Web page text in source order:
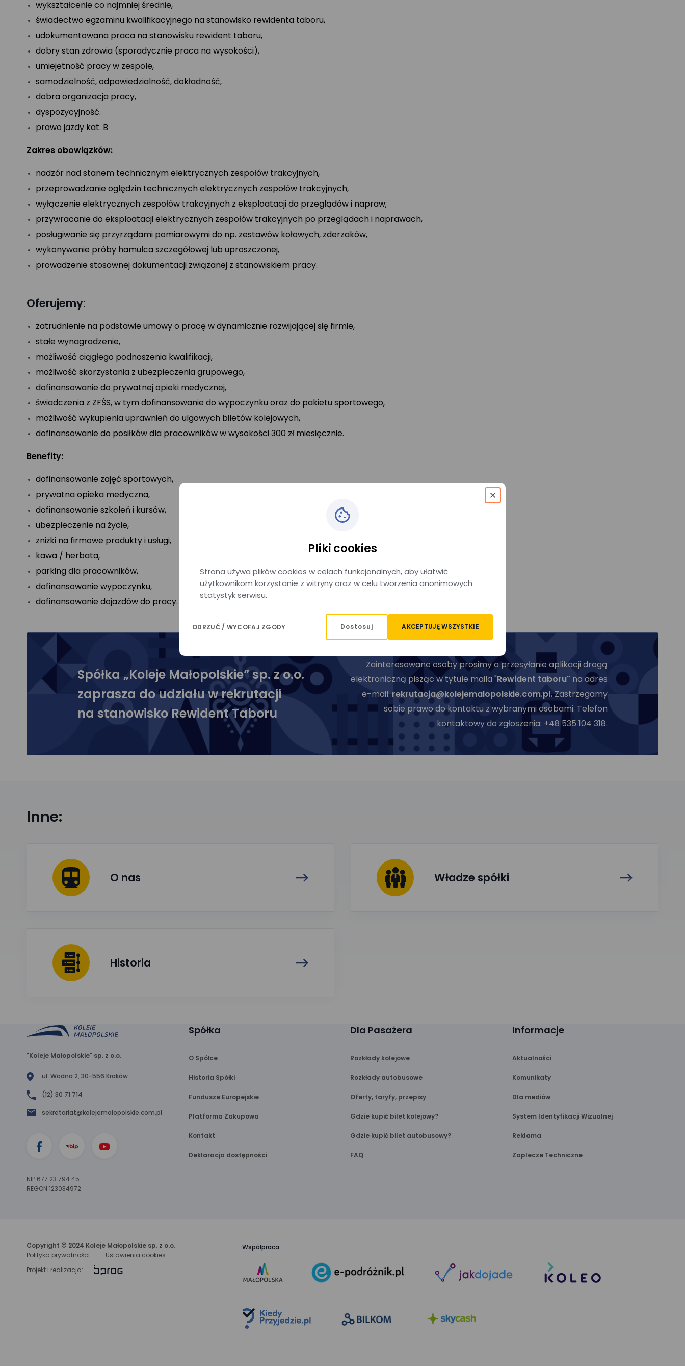
wykształcenie co najmniej średnie,
świadectwo egzaminu kwalifikacyjnego na stanowisko rewidenta taboru,
udokumentowana praca na stanowisku rewident taboru,
dobry stan zdrowia (sporadycznie praca na wysokości),
umiejętność pracy w zespole,
samodzielność, odpowiedzialność, dokładność,
dobra organizacja pracy,
dyspozycyjność.
prawo jazdy kat. B
Zakres obowiązków:
nadzór nad stanem technicznym elektrycznych zespołów trakcyjnych,
przeprowadzanie oględzin technicznych elektrycznych zespołów trakcyjnych,
wyłączenie elektrycznych zespołów trakcyjnych z eksploatacji do przeglądów i napraw;
przywracanie do eksploatacji elektrycznych zespołów trakcyjnych po przeglądach i naprawach,
posługiwanie się przyrządami pomiarowymi do np. zestawów kołowych, zderzaków,
wykonywanie próby hamulca szczegółowej lub uproszczonej,
prowadzenie stosownej dokumentacji związanej z stanowiskiem pracy.
Oferujemy:
zatrudnienie na podstawie umowy o pracę w dynamicznie rozwijającej się firmie,
stałe wynagrodzenie,
możliwość ciągłego podnoszenia kwalifikacji,
możliwość skorzystania z ubezpieczenia grupowego,
dofinansowanie do prywatnej opieki medycznej,
świadczenia z ZFŚS, w tym dofinansowanie do wypoczynku oraz do pakietu sportowego,
możliwość wykupienia uprawnień do ulgowych biletów kolejowych,
dofinansowanie do posiłków dla pracowników w wysokości 300 zł miesięcznie.
Benefity:
dofinansowanie zajęć sportowych,
prywatna opieka medyczna,
dofinansowanie szkoleń i kursów,
ubezpieczenie na życie,
zniżki na firmowe produkty i usługi,
kawa / herbata,
parking dla pracowników,
dofinansowanie wypoczynku,
dofinansowanie dojazdów do pracy.
Spółka „Koleje Małopolskie” sp. z o.o.
zaprasza do udziału w rekrutacji
na stanowisko Rewident Taboru
Zainteresowane osoby prosimy o przesyłanie aplikacji drogą
elektroniczną pisząc w tytule maila "Rewident taboru" na adres
e-mail: rekrutacja@kolejemalopolskie.com.pl.Zastrzegamy
sobie prawo do kontaktu z wybranymi osobami. Telefon
kontaktowy do zgłoszenia: +48 535 104 318.
Inne:
O nas Władze spółki
Historia
"Koleje Małopolskie" sp. z o.o.
ul. Wodna 2, 30-556 Kraków
(12) 30 71 714
sekretariat@kolejemalopolskie.com.pl
NIP 677 23 794 45
REGON 123034972
Spółka
O Spółce
Historia Spółki
Fundusze Europejskie
Platforma Zakupowa
Kontakt
Deklaracja dostępności
Dla Pasażera
Rozkłady kolejowe
Rozkłady autobusowe
Oferty, taryfy, przepisy
Gdzie kupić bilet kolejowy?
Gdzie kupić bilet autobusowy?
FAQ
Informacje
Aktualności
Komunikaty
Dla mediów
System Identyfikacji Wizualnej
Reklama
Zaplecze Techniczne
Copyright © 2024 Koleje Małopolskie sp. z o.o.
Polityka prywatności
Ustawienia cookies
Projekt i realizacja:
link
Współpraca
link
otwiera
otwiera
otwiera
Pliki cookies
Strona używa plików cookies w celach funkcjonalnych, aby ułatwić
użytkownikom korzystanie z witryny oraz w celu tworzenia anonimowych
statystyk serwisu.
ODRZUĆ / WYCOFAJ ZGODY Dostosuj AKCEPTUJĘ WSZYSTKIE